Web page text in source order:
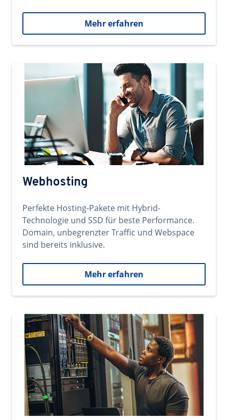
Mehr erfahren
Webhosting
Perfekte Hosting-Pakete mit Hybrid-
Technologie und SSD für beste Performance.
Domain, unbegrenzter Traffic und Webspace
sind bereits inklusive.
Mehr erfahren